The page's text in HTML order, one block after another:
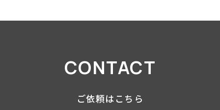
CONTACT
ご依頼はこちら